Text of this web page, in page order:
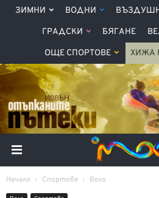
ЗИМНИ ВОДНИ
ГРАДСКИ БЯГАНЕ
ОЩЕ СПОРТОВЕ ХИЖА
Начало Спортове Вело